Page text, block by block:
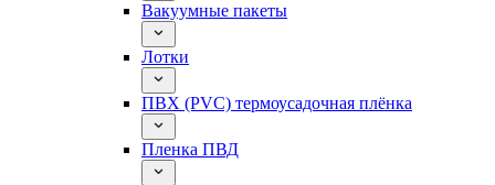
Вакуумные пакеты
Лотки
ПВХ (PVC) термоусадочная плёнка
Пленка ПВД